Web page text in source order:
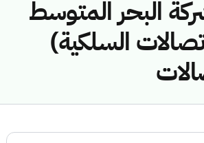
البحر المتوسط
السلكية)